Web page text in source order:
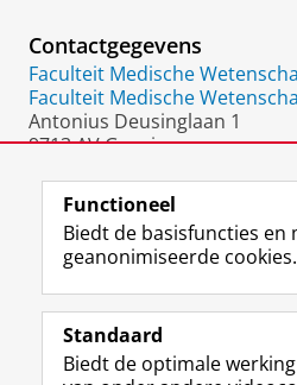
P
o
r
t
a
Contactgegevens
Faculteit Medische
Faculteit Medische
Antonius Deusinglaan 1
9713 AV Groningen
Volg de RUG
F
a
e
Studiekiezers
Functioneel
Biedt de basisfuncties en
geanonimiseerde cookies.
Standaard
Biedt de optimale